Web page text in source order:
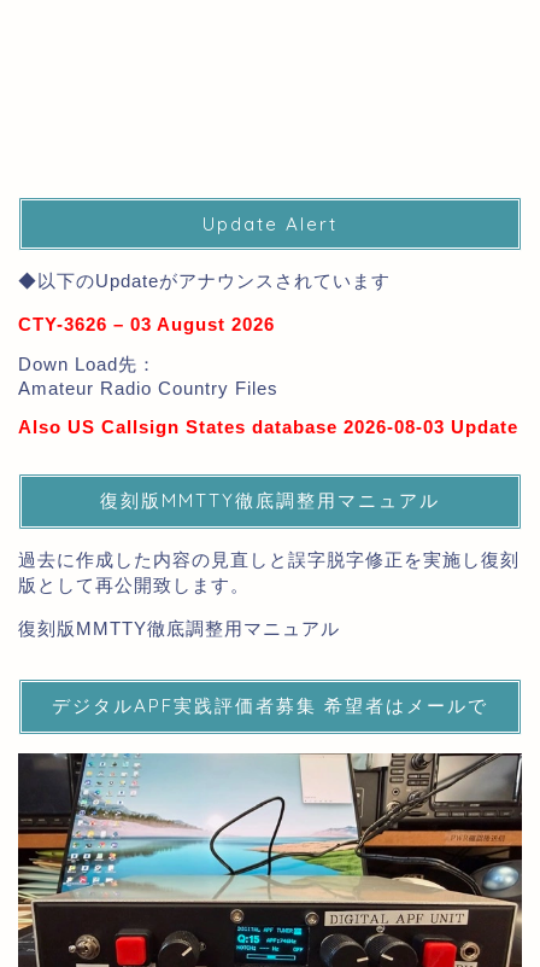
Update Alert
◆以下のUpdateがアナウンスされています
CTY-3626 – 03 August 2026
Down Load先：
Amateur Radio Country Files
Also US Callsign States database 2026-08-03 Update
復刻版MMTTY徹底調整用マニュアル
過去に作成した内容の見直しと誤字脱字修正を実施し復刻
版として再公開致します。
復刻版MMTTY徹底調整用マニュアル
デジタルAPF実践評価者募集 希望者はメールで